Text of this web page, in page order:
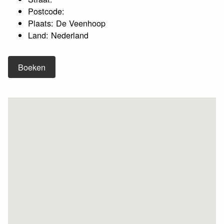
Postcode:
Plaats: De Veenhoop
Land: Nederland
Boeken